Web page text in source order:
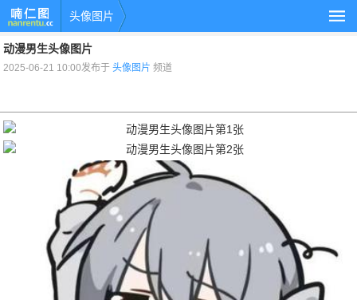
头像图片
动漫男生头像图片
2025-06-21 10:00发布于头像图片 频道